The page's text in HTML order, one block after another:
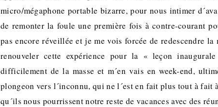
micro/mégaphone portable bizarre, pour nous intimer
de remonter la foule une première fois à contre-courant
pas encore réveillée et je me vois forcée de redescendre
renouveler cette expérience pour la « leçon
difficilement de la masse et m´en vais en week-end,
plongeon vers l´inconnu, qui ne l´est en fait plus tout à fait
qu´ils nous pourrissent notre reste de vacances avec des